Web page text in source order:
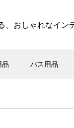
、おしゃれなイン
品 バス用品